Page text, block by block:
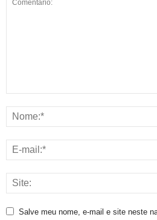
Salve meu nome, e-mail e site neste